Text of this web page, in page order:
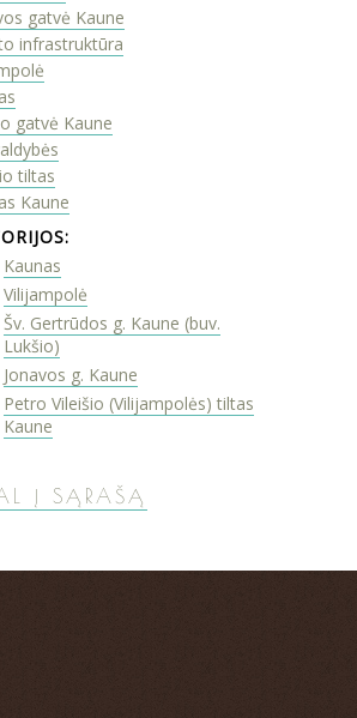
gatvė Kaune
infrastruktūra
gatvė Kaune
tiltas
Kaune
Kaunas
Vilijampolė
Šv. Gertrūdos g. Kaune (buv.
Lukšio)
Jonavos g. Kaune
Petro Vileišio (Vilijampolės) tiltas
Kaune
Į SĄRAŠĄ